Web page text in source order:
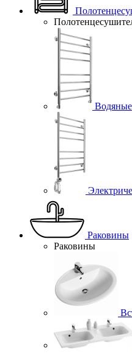
Водяные
Раковины
Раковины